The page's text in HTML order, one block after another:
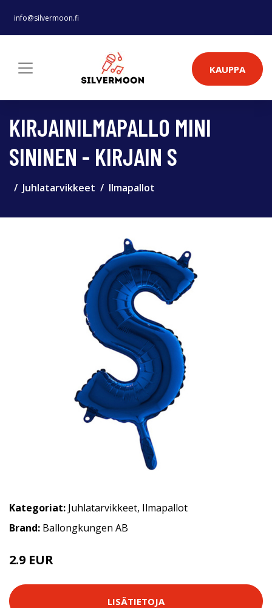
info@silvermoon.fi
KAUPPA
KIRJAINILMAPALLO MINI
SININEN - KIRJAIN S
Juhlatarvikkeet Ilmapallot
Kategoriat: Juhlatarvikkeet, Ilmapallot
Brand: Ballongkungen AB
2.9 EUR
LISÄTIETOJA